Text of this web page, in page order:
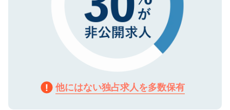
他にはない独占求人を多数保有